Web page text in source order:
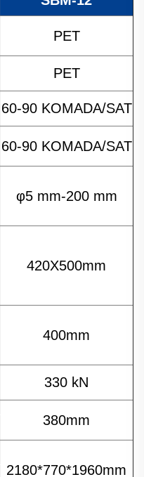
PET
PET
60-90 KOMADA/SAT
60-90 KOMADA/SAT
φ5 mm-200 mm
420X500mm
400mm
330 kN
380mm
2180*770*1960mm